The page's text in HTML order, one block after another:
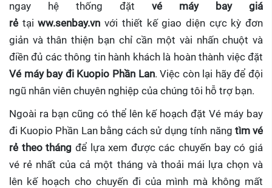
ngay hệ thống đặt vé máy bay giá
rẻ tạiww.senbay.vn với thiết kế giao diện cực kỳ đơn
giản và thân thiện bạn chỉ cần một vài nhấn chuột và
điền đủ các thông tin hành khách là hoàn thành việc đặt
Vé máy bay đi Kuopio Phần Lan. Việc còn lại hãy để đội
ngũ nhân viên chuyên nghiệp của chúng tôi hỗ trợ bạn.
Ngoài ra bạn cũng có thể lên kế hoạch đặt Vé máy bay
đi Kuopio Phần Lan bằng cách sử dụng tính năng tìm vé
rẻ theo tháng để lựa xem được các chuyến bay có giá
vé rẻ nhất của cả một tháng và thoải mái lựa chọn và
lên kế hoạch cho chuyến đi của mình mà không mất